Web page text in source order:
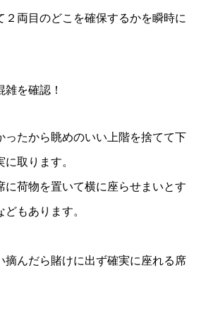
２両目のどこを確保するかを瞬時に
雑を確認！
ったから眺めのいい上階を捨てて下
取ります。
に荷物を置いて横に座らせまいとす
もあります。
摘んだら賭けに出ず確実に座れる席